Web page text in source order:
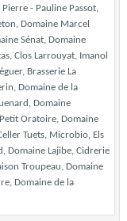
- Pauline Passot,
Domaine Marcel
Sénat, Domaine
Clos Larrouyat, Imanol
Brasserie La
Domaine de la
Domaine
Oratoire, Domaine
Tuets, Microbio, Els
Domaine Lajibe, Cidrerie
Troupeau, Domaine
Domaine de la